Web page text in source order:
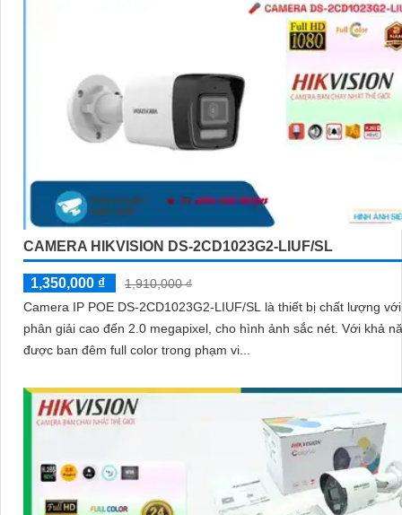
CAMERA HIKVISION DS-2CD1023G2-LIUF/SL
1,350,000 ₫
1,910,000 ₫
Camera IP POE DS-2CD1023G2-LIUF/SL là thiết bị chất lượng
phân giải cao đến 2.0 megapixel, cho hình ảnh sắc nét. Với khả năng xem
được ban đêm full color trong phạm vi...